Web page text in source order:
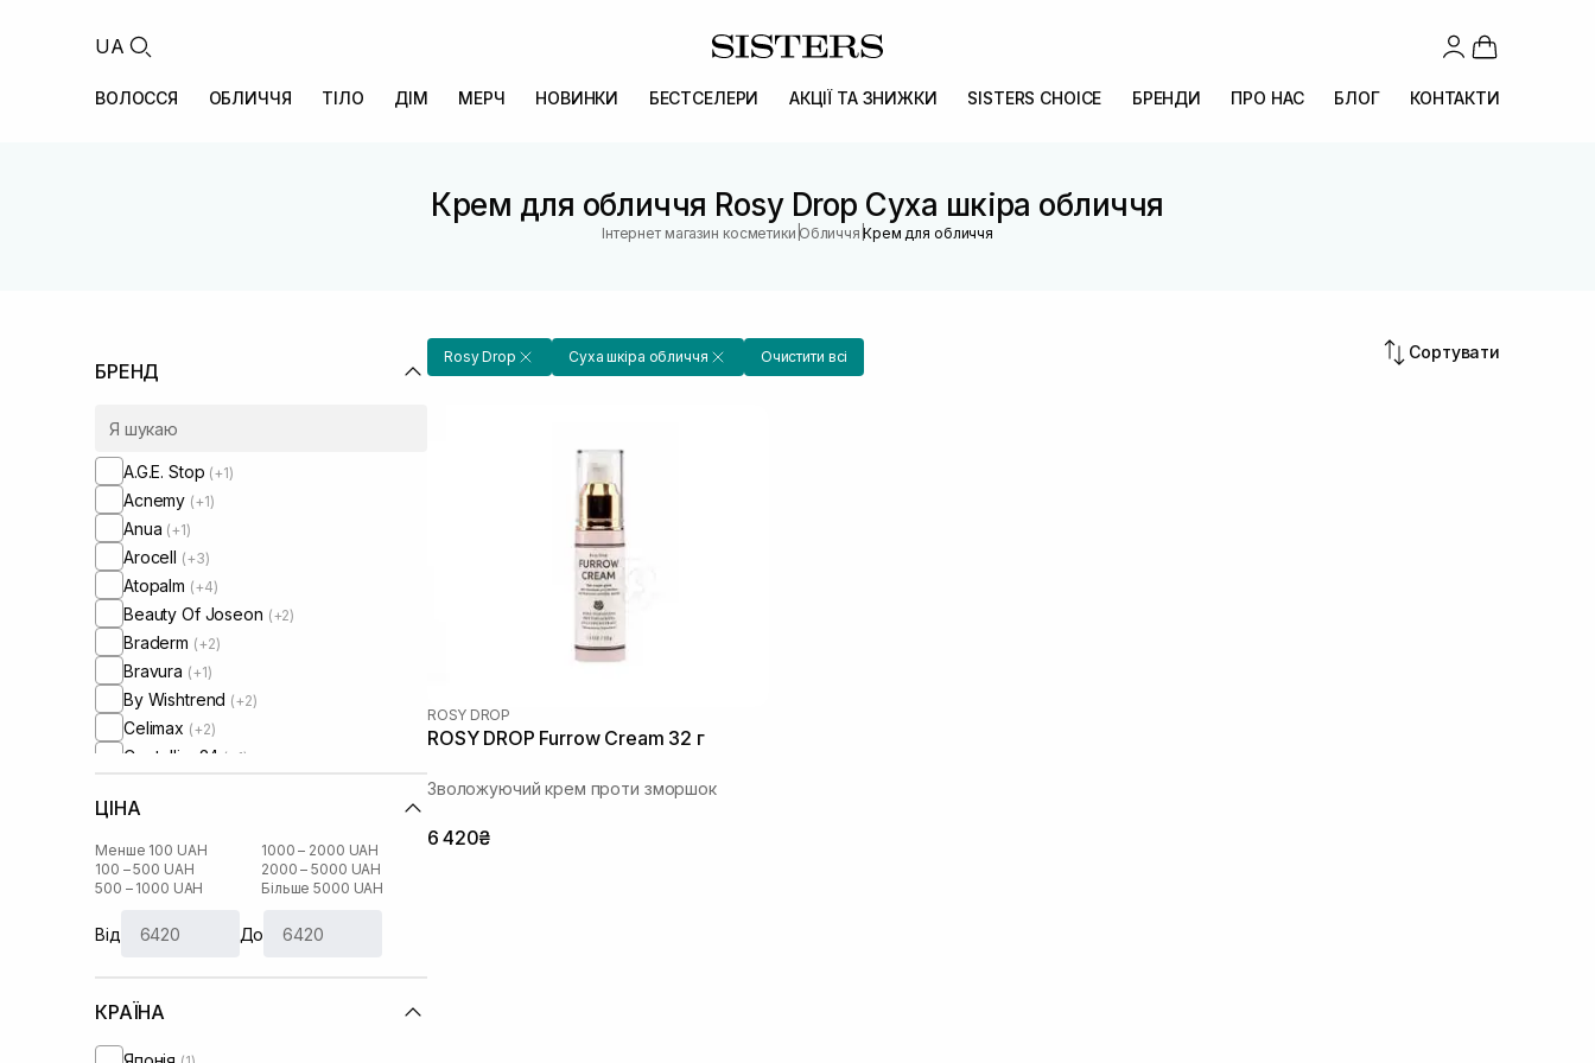
UA
ВОЛОССЯ ОБЛИЧЧЯ ТІЛО ДІМ МЕРЧ НОВИНКИ БЕСТСЕЛЕРИ АКЦІЇ ТА ЗНИЖКИ SISTERS CHOICE БРЕНДИ ПРО НАС БЛОГ КОНТАКТИ
Крем для обличчя Rosy Drop Суха шкіра обличчя
Інтернет магазин косметики |Обличчя |Крем для обличчя
БРЕНД
A.G.E. Stop (+1)
Acnemy (+1)
Anua (+1)
Arocell (+3)
Atopalm (+4)
Beauty Of Joseon (+2)
Braderm (+2)
Bravura (+1)
By Wishtrend (+2)
Celimax (+2)
Centellian24 (+1)
Comfort Zone
Cos De Baha
Cosmedix
Cu Skin(+11)
DCL (+3)
Dear, Klairs
Dr. Althea
ЦІНА
Менше 100 UAH
100 – 500 UAH
500 – 1000 UAH
1000 – 2000 UAH
2000 – 5000 UAH
Більше 5000 UAH
Від До
КРАЇНА
Rosy Drop Суха шкіра обличчя Очистити всі Сортувати
ROSY DROP
ROSY DROP Furrow Cream 32 г
Зволожуючий крем проти зморшок
6 420₴